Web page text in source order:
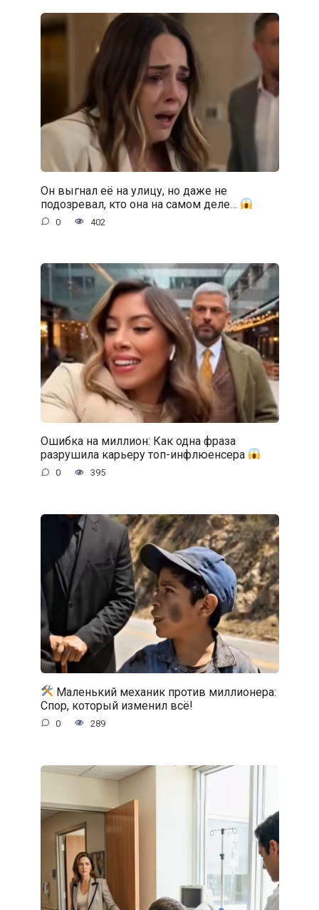
Он выгнал её на улицу, но даже не
подозревал, кто она на самом деле…
0 402
Ошибка на миллион: Как одна фраза
разрушила карьеру топ-инфлюенсера
0 395
Маленький механик против миллионера:
Спор, который изменил всё!
0 289